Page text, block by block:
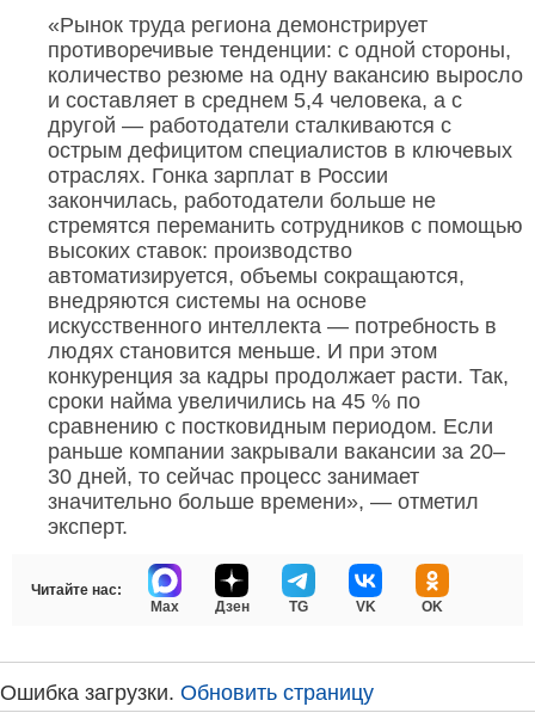
«Рынок труда региона демонстрирует
противоречивые тенденции: с одной стороны,
количество резюме на одну вакансию выросло
и составляет в среднем 5,4 человека, а с
другой — работодатели сталкиваются с
острым дефицитом специалистов в ключевых
отраслях. Гонка зарплат в России
закончилась, работодатели больше не
стремятся переманить сотрудников с помощью
высоких ставок: производство
автоматизируется, объемы сокращаются,
внедряются системы на основе
искусственного интеллекта — потребность в
людях становится меньше. И при этом
конкуренция за кадры продолжает расти. Так,
сроки найма увеличились на 45 % по
сравнению с постковидным периодом. Если
раньше компании закрывали вакансии за 20–
30 дней, то сейчас процесс занимает
значительно больше времени», — отметил
эксперт.
Читайте нас:
Max
Дзен TG VK OK
Ошибка загрузки. Обновить страницу